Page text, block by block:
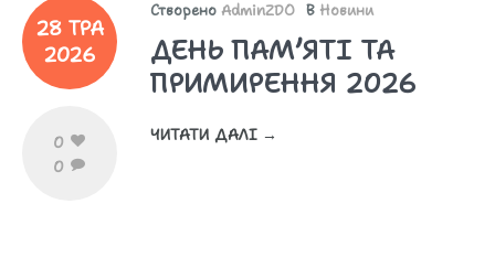
28 ТРА
2026
0
0
Створено AdminZDO В Новини
ДЕНЬ ПАМ’ЯТІ ТА
ПРИМИРЕННЯ 2026
ЧИТАТИ ДАЛІ →